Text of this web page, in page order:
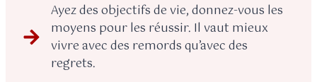
Ayez des objectifs de vie, donnez-vous les
moyens pour les réussir. Il vaut mieux
vivre avec des remords qu’avec des
regrets.